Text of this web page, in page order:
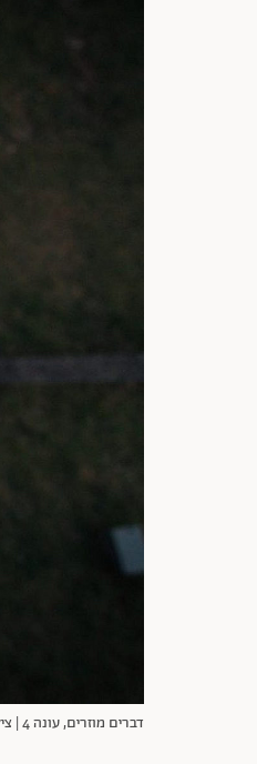
דברים מוזרים, עונה 4 | צילום מסך, נטפליקס